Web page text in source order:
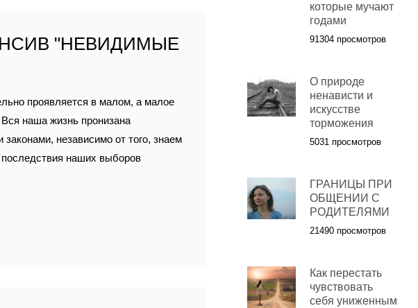
"НЕВИДИМЫЕ
проявляется в малом, а малое
наша жизнь пронизана
законами, независимо от того, знаем
наших выборов
которые мучают
годами
91304 просмотров
О природе
ненависти и
искусстве
торможения
5031 просмотров
ГРАНИЦЫ ПРИ
ОБЩЕНИИ С
РОДИТЕЛЯМИ
21490 просмотров
Как перестать
чувствовать
себя униженным